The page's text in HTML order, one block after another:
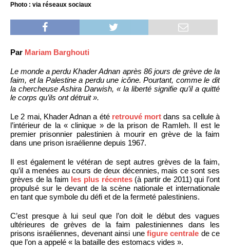
Photo : via réseaux sociaux
Par Mariam Barghouti
Le monde a perdu Khader Adnan après 86 jours de grève de la
faim, et la Palestine a perdu une icône. Pourtant, comme le dit
la chercheuse Ashira Darwish, « la liberté signifie qu’il a quitté
le corps qu’ils ont détruit ».
Le 2 mai, Khader Adnan a été retrouvé mort dans sa cellule à
l’intérieur de la « clinique » de la prison de Ramleh. Il est le
premier prisonnier palestinien à mourir en grève de la faim
dans une prison israélienne depuis 1967.
Il est également le vétéran de sept autres grèves de la faim,
qu’il a menées au cours de deux décennies, mais ce sont ses
grèves de la faim les plus récentes (à partir de 2011) qui l’ont
propulsé sur le devant de la scène nationale et internationale
en tant que symbole du défi et de la fermeté palestiniens.
C’est presque à lui seul que l’on doit le début des vagues
ultérieures de grèves de la faim palestiniennes dans les
prisons israéliennes, devenant ainsi une figure centrale de ce
que l’on a appelé « la bataille des estomacs vides ».